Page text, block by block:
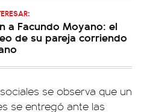
a Facundo Moyano: el
de su pareja corriendo
se observa que un
se entregó ante las